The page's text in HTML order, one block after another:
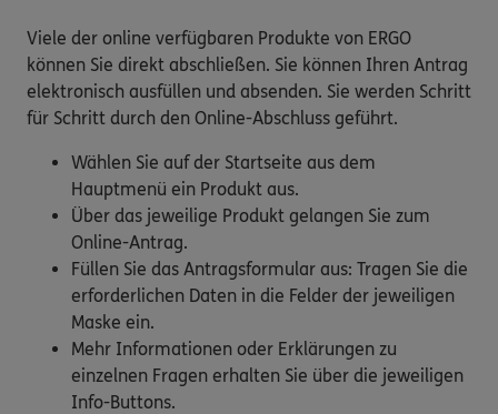
Viele der online verfügbaren Produkte von ERGO
können Sie direkt abschließen. Sie können Ihren Antrag
elektronisch ausfüllen und absenden. Sie werden Schritt
für Schritt durch den Online-Abschluss geführt.
Wählen Sie auf der Startseite aus dem
Hauptmenü ein Produkt aus.
Über das jeweilige Produkt gelangen Sie zum
Online-Antrag.
Füllen Sie das Antragsformular aus: Tragen Sie die
erforderlichen Daten in die Felder der jeweiligen
Maske ein.
Mehr Informationen oder Erklärungen zu
einzelnen Fragen erhalten Sie über die jeweiligen
Info-Buttons.